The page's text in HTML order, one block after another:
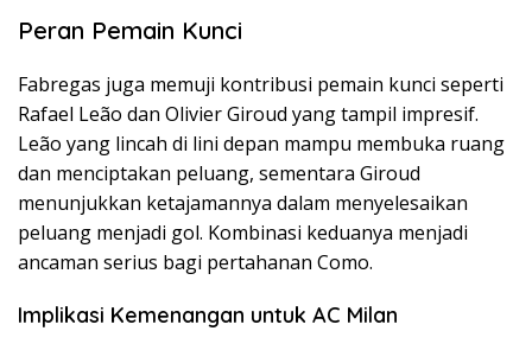
Peran Pemain Kunci
Fabregas juga memuji kontribusi pemain kunci seperti
Rafael Leão dan Olivier Giroud yang tampil impresif.
Leão yang lincah di lini depan mampu membuka ruang
dan menciptakan peluang, sementara Giroud
menunjukkan ketajamannya dalam menyelesaikan
peluang menjadi gol. Kombinasi keduanya menjadi
ancaman serius bagi pertahanan Como.
Implikasi Kemenangan untuk AC Milan